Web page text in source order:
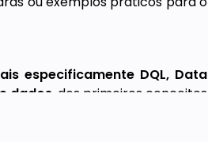
especificamente DQL, Data
dados , dos primeiros conceitos